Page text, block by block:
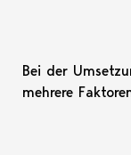
Bei der
mehrere